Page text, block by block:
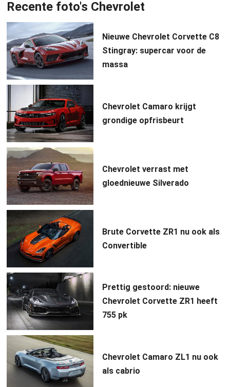
Recente foto's Chevrolet
Nieuwe Chevrolet Corvette C8
Stingray: supercar voor de
massa
Chevrolet Camaro krijgt
grondige opfrisbeurt
Chevrolet verrast met
gloednieuwe Silverado
Brute Corvette ZR1 nu ook als
Convertible
Prettig gestoord: nieuwe
Chevrolet Corvette ZR1 heeft
755 pk
Chevrolet Camaro ZL1 nu ook
als cabrio